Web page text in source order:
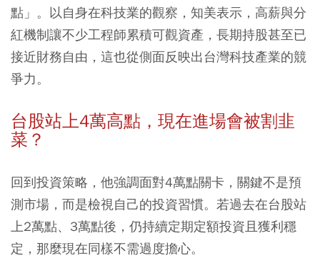
點」。以自身在科技業的觀察，知美表示，高薪與分
紅機制讓不少工程師累積可觀資產，長期持股甚至已
接近財務自由，這也從側面反映出台灣科技產業的競
爭力。
台股站上4萬高點，現在進場會被割韭
菜？
回到投資策略，他強調面對4萬點關卡，關鍵不是預
測市場，而是檢視自己的投資習慣。若過去在台股站
上2萬點、3萬點後，仍持續定期定額投資且獲利穩
定，那麼現在同樣不需過度擔心。